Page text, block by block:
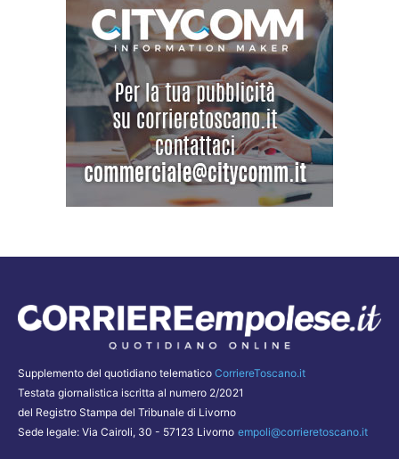
Supplemento del quotidiano telematico CorriereToscano.it
Testata giornalistica iscritta al numero 2/2021
del Registro Stampa del Tribunale di Livorno
Sede legale: Via Cairoli, 30 - 57123 Livorno empoli@corrieretoscano.it